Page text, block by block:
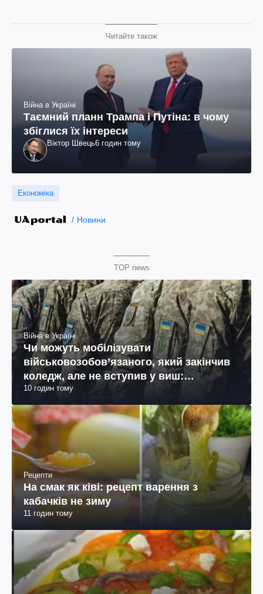
Читайте також
Війна в Україні
Таємний планн Трампа і Путіна: в чому
збіглися їх інтереси
Віктор Швець6 годин тому
Економіка
Новини
TOP news
Війна в Україні
Чи можуть мобілізувати
військовозобов’язаного, який закінчив
коледж, але не вступив у виш:
пояснення юриста
10 годин тому
Рецепти
На смак як ківі: рецепт варення з
кабачків не зиму
11 годин тому